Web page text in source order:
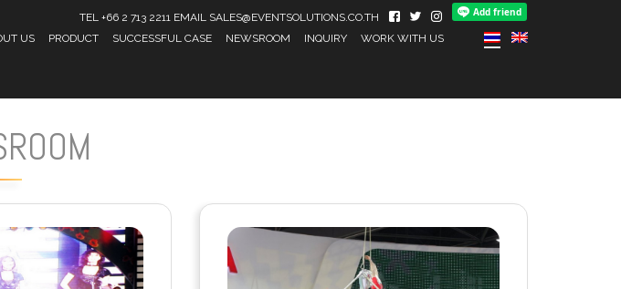
US PRODUCT SUCCESSFUL CASE NEWSROOM INQUIRY WORK WITH US
TEL +66 2 713 2211 EMAIL SALES@EVENTSOLUTIONS.CO.TH